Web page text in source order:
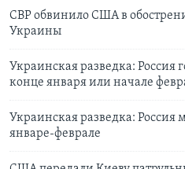
СВР обвинило США в
Украины
Украинская разведка: Россия
конце января или начале
Украинская разведка: Россия
январе-феврале